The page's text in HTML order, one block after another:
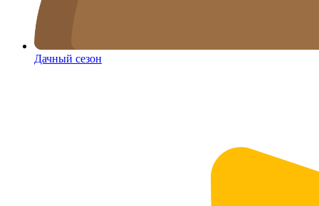
Дачный сезон